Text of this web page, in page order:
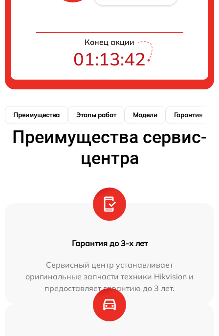
Конец акции
01:13:41
Преимущества Этапы работ Модели Гарантия
Преимущества сервис-
центра
Гарантия до 3-х лет
Сервисный центр устанавливает
оригинальные запчасти техники Hikvision и
предоставляет гарантию до 3 лет.